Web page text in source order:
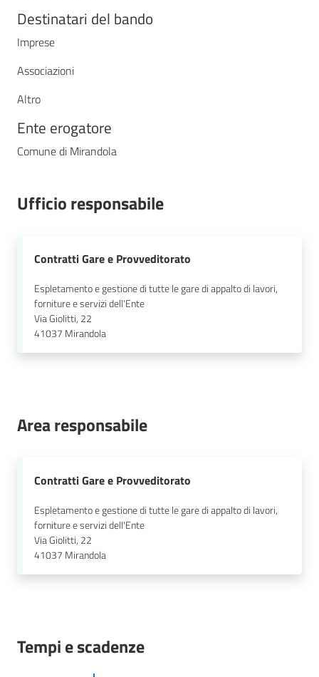
Destinatari del bando
Imprese
Associazioni
Altro
Ente erogatore
Comune di Mirandola
Ufficio responsabile
Contratti Gare e Provveditorato
Espletamento e gestione di tutte le gare di appalto di lavori,
forniture e servizi dell'Ente
Via Giolitti, 22
41037 Mirandola
Area responsabile
Contratti Gare e Provveditorato
Espletamento e gestione di tutte le gare di appalto di lavori,
forniture e servizi dell'Ente
Via Giolitti, 22
41037 Mirandola
Tempi e scadenze